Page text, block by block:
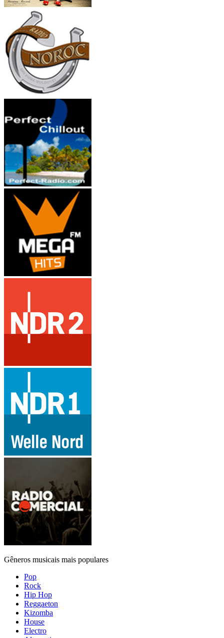
Gêneros musicais mais populares
Pop
Rock
Hip Hop
Reggaeton
Kizomba
House
Electro